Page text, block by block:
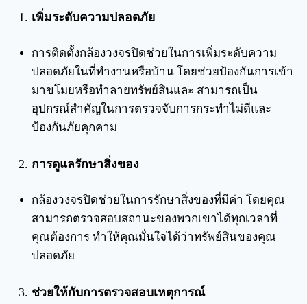
เพิ่มระดับความปลอดภัย
การติดตั้งกล้องวงจรปิดช่วยในการเพิ่มระดับความ
ปลอดภัยในที่ทำงานหรือบ้าน โดยช่วยป้องกันการเข้า
มาขโมยหรือทำลายทรัพย์สินและ สามารถเป็น
อุปกรณ์สำคัญในการตรวจจับการกระทำไม่ดีและ
ป้องกันภัยคุกคาม
การดูแลรักษาสิ่งของ
กล้องวงจรปิดช่วยในการรักษาสิ่งของที่มีค่า โดยคุณ
สามารถตรวจสอบสถานะของพวกเขาได้ทุกเวลาที่
คุณต้องการ ทำให้คุณมั่นใจได้ว่าทรัพย์สินของคุณ
ปลอดภัย
ช่วยให้กับการตรวจสอบเหตุการณ์